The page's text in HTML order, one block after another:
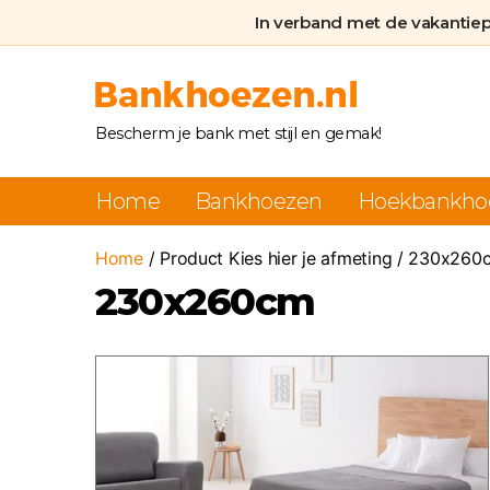
In verband met de
Bankhoezen.nl
Bescherm je bank met stijl en gemak!
Home Bankhoezen
Home/ Product Kies hier je afmeting /
230x260cm
heeft
meerdere